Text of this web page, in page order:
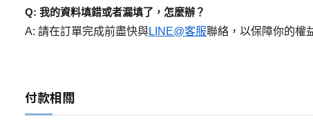
Q: 我的資料填錯或者漏填了，怎麼辦？
A: 請在訂單完成前盡快與LINE@客服聯絡，以保障你的權
付款相關